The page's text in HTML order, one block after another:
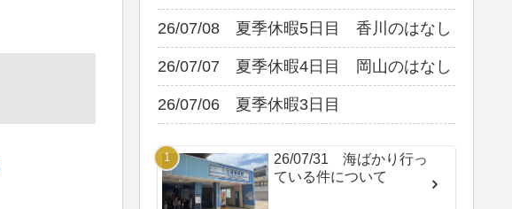
26/07/08 夏季休暇5日目 香川のはなし
26/07/07 夏季休暇4日目 岡山のはなし
26/07/06 夏季休暇3日目
26/07/31 海ばかり行っ
ている件について